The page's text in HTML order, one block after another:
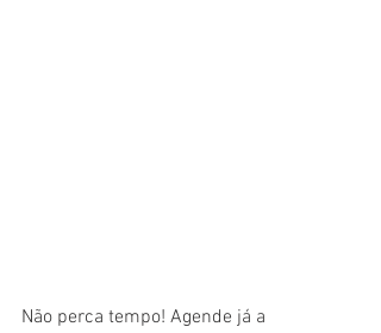
Não perca tempo! Agende já a